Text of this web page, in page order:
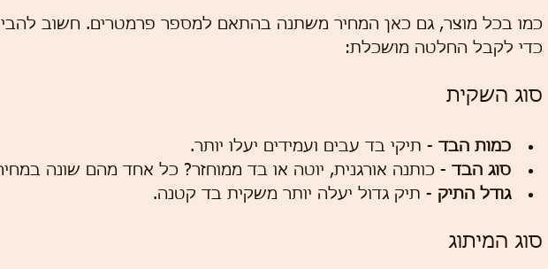
כמו בכל מוצר, גם כאן המחיר משתנה בהתאם למספר פרמטרים. חשוב
כדי לקבל החלטה מושכלת:
סוג השקית
כמות הבד - תיקי בד עבים ועמידים יעלו יותר.
סוג הבד - כותנה אורגנית, יוטה או בד ממוחזר? כל אחד מהם שונה
גודל התיק - תיק גדול יעלה יותר משקית בד קטנה.
סוג המיתוג